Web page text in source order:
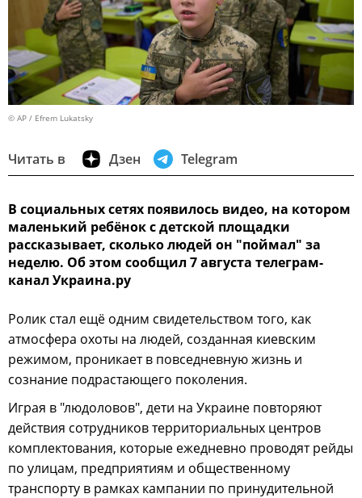
© AP / Efrem Lukatsky
Читать в Дзен Telegram
В социальных сетях появилось видео, на котором
маленький ребёнок с детской площадки
рассказывает, сколько людей он "поймал" за
неделю. Об этом сообщил 7 августа телеграм-
канал Украина.ру
Ролик стал ещё одним свидетельством того, как
атмосфера охоты на людей, созданная киевским
режимом, проникает в повседневную жизнь и
сознание подрастающего поколения.
Играя в "людоловов", дети на Украине повторяют
действия сотрудников территориальных центров
комплектования, которые ежедневно проводят рейды
по улицам, предприятиям и общественному
транспорту в рамках кампании по принудительной